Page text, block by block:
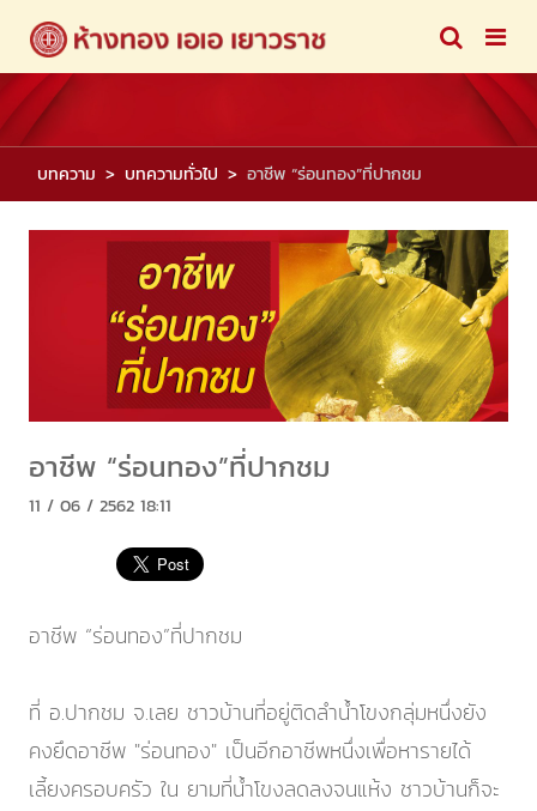
บทความ บทความทั่วไป อาชีพ “ร่อนทอง”ที่ปากชม
อาชีพ “ร่อนทอง”ที่ปากชม
11 / 06 / 2562 18:11
อาชีพ “ร่อนทอง”ที่ปากชม
ที่ อ.ปากชม จ.เลย ชาวบ้านที่อยู่ติดลำน้ำโขงกลุ่มหนึ่งยัง
คงยึดอาชีพ "ร่อนทอง" เป็นอีกอาชีพหนึ่งเพื่อหารายได้
เลี้ยงครอบครัว ใน ยามที่น้ำโขงลดลงจนแห้ง ชาวบ้านก็จะ